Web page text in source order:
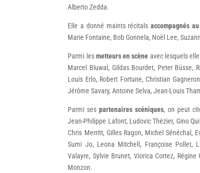
Alberto Zedda.
Elle a donné maints récitalsaccompagnés
Marie Fontaine, Bob Gonnela, Noël Lee,
Parmi lesmetteurs en scène avec lesquels
Marcel Bluwal, Gildas Bourdet, Peter Büsse,
Louis Erlo, Robert Fortune, Christian
Jérôme Savary, Antoine Selva, Jean-Louis
Parmi sespartenaires scéniques, on peut
Jean-Philippe Lafont, Ludovic Thézier, Gino
Chris Merritt, Gilles Ragon, Michel Sénéchal,
Sumi Jo, Leona Mitchell, Françoise Pollet,
Valayre, Sylvie Brunet, Viorica Cortez,
Monzon.